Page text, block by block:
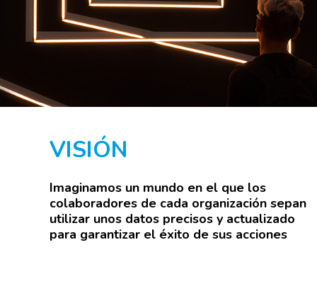
VISIÓN
Imaginamos un mundo en el que los
colaboradores de cada organización sepan
utilizar unos datos precisos y actualizado
para garantizar el éxito de sus acciones
HOME